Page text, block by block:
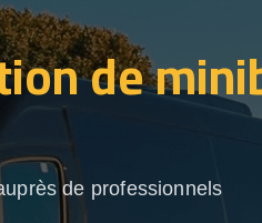
de
de professionnels